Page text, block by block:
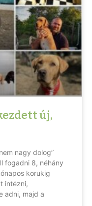
új,
nagy dolog”
fogadni 8, néhány
korukig
intézni,
adni, majd a